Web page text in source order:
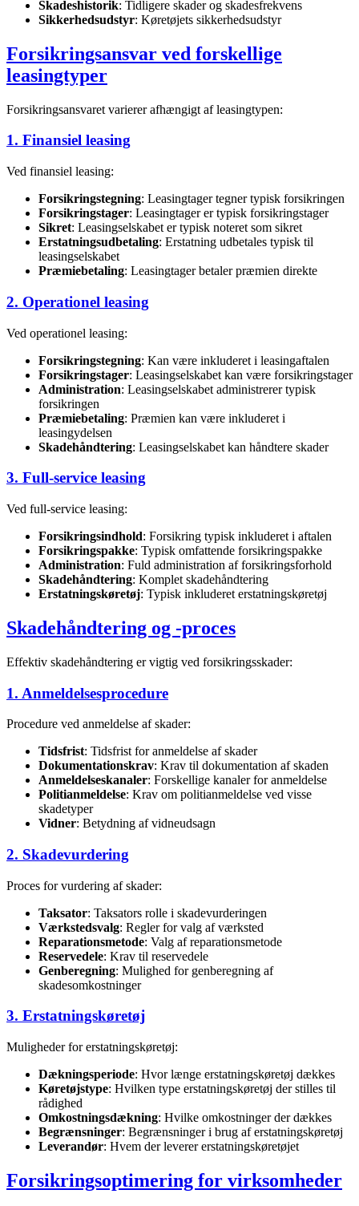
Skadeshistorik: Tidligere skader og skadesfrekvens
Sikkerhedsudstyr: Køretøjets sikkerhedsudstyr
Forsikringsansvar ved forskellige
leasingtyper
Forsikringsansvaret varierer afhængigt af leasingtypen:
1. Finansiel leasing
Ved finansiel leasing:
Forsikringstegning: Leasingtager tegner typisk forsikringen
Forsikringstager: Leasingtager er typisk forsikringstager
Sikret: Leasingselskabet er typisk noteret som sikret
Erstatningsudbetaling: Erstatning udbetales typisk til
leasingselskabet
Præmiebetaling: Leasingtager betaler præmien direkte
2. Operationel leasing
Ved operationel leasing:
Forsikringstegning: Kan være inkluderet i leasingaftalen
Forsikringstager: Leasingselskabet kan være forsikringstager
Administration: Leasingselskabet administrerer typisk
forsikringen
Præmiebetaling: Præmien kan være inkluderet i
leasingydelsen
Skadehåndtering: Leasingselskabet kan håndtere skader
3. Full-service leasing
Ved full-service leasing:
Forsikringsindhold: Forsikring typisk inkluderet i aftalen
Forsikringspakke: Typisk omfattende forsikringspakke
Administration: Fuld administration af forsikringsforhold
Skadehåndtering: Komplet skadehåndtering
Erstatningskøretøj: Typisk inkluderet erstatningskøretøj
Skadehåndtering og -proces
Effektiv skadehåndtering er vigtig ved forsikringsskader:
1. Anmeldelsesprocedure
Procedure ved anmeldelse af skader:
Tidsfrist: Tidsfrist for anmeldelse af skader
Dokumentationskrav: Krav til dokumentation af skaden
Anmeldelseskanaler: Forskellige kanaler for anmeldelse
Politianmeldelse: Krav om politianmeldelse ved visse
skadetyper
Vidner: Betydning af vidneudsagn
2. Skadevurdering
Proces for vurdering af skader:
Taksator: Taksators rolle i skadevurderingen
Værkstedsvalg: Regler for valg af værksted
Reparationsmetode: Valg af reparationsmetode
Reservedele: Krav til reservedele
Genberegning: Mulighed for genberegning af
skadesomkostninger
3. Erstatningskøretøj
Muligheder for erstatningskøretøj:
Dækningsperiode: Hvor længe erstatningskøretøj dækkes
Køretøjstype: Hvilken type erstatningskøretøj der stilles til
rådighed
Omkostningsdækning: Hvilke omkostninger der dækkes
Begrænsninger: Begrænsninger i brug af erstatningskøretøj
Leverandør: Hvem der leverer erstatningskøretøjet
Forsikringsoptimering for virksomheder